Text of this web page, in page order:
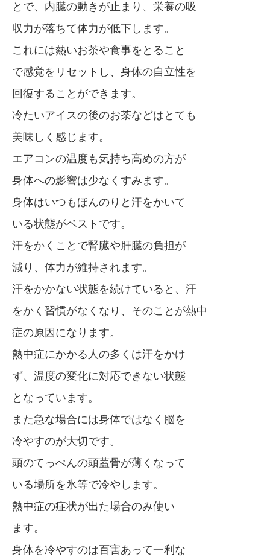
とで、内臓の動きが止まり、栄養の吸
収力が落ちて体力が低下します。
これには熱いお茶や食事をとること
で感覚をリセットし、身体の自立性を
回復することができます。
冷たいアイスの後のお茶などはとても
美味しく感じます。
エアコンの温度も気持ち高めの方が
身体への影響は少なくすみます。
身体はいつもほんのりと汗をかいて
いる状態がベストです。
汗をかくことで腎臓や肝臓の負担が
減り、体力が維持されます。
汗をかかない状態を続けていると、汗
をかく習慣がなくなり、そのことが熱中
症の原因になります。
熱中症にかかる人の多くは汗をかけ
ず、温度の変化に対応できない状態
となっています。
また急な場合には身体ではなく脳を
冷やすのが大切です。
頭のてっぺんの頭蓋骨が薄くなって
いる場所を氷等で冷やします。
熱中症の症状が出た場合のみ使い
ます。
身体を冷やすのは百害あって一利な